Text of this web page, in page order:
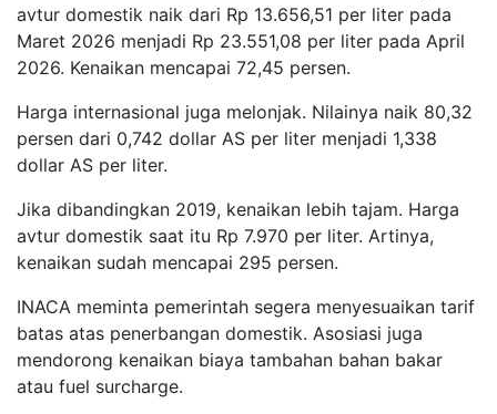
avtur domestik naik dari Rp 13.656,51 per liter pada
Maret 2026 menjadi Rp 23.551,08 per liter pada April
2026. Kenaikan mencapai 72,45 persen.
Harga internasional juga melonjak. Nilainya naik 80,32
persen dari 0,742 dollar AS per liter menjadi 1,338
dollar AS per liter.
Jika dibandingkan 2019, kenaikan lebih tajam. Harga
avtur domestik saat itu Rp 7.970 per liter. Artinya,
kenaikan sudah mencapai 295 persen.
INACA meminta pemerintah segera menyesuaikan tarif
batas atas penerbangan domestik. Asosiasi juga
mendorong kenaikan biaya tambahan bahan bakar
atau fuel surcharge.